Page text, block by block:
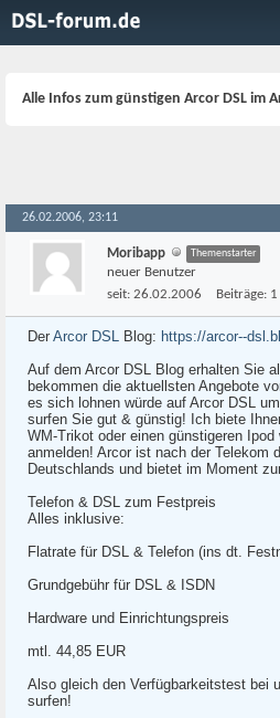
Alle Infos zum günstigen Arcor DSL im
26.02.2006, 23:11
Moribapp Themenstarter
neuer Benutzer
seit: 26.02.2006 Beiträge: 1
Der Arcor DSL Blog: https://arcor--
Auf dem Arcor DSL Blog erhalten Sie
bekommen die aktuellsten Angebote
es sich lohnen würde auf Arcor DSL
surfen Sie gut & günstig! Ich biete
WM-Trikot oder einen günstigeren
anmelden! Arcor ist nach der Telekom
Deutschlands und bietet im Moment
Telefon & DSL zum Festpreis
Alles inklusive:
Flatrate für DSL & Telefon (ins dt.
Grundgebühr für DSL & ISDN
Hardware und Einrichtungspreis
mtl. 44,85 EUR
Also gleich den Verfügbarkeitstest bei
surfen!